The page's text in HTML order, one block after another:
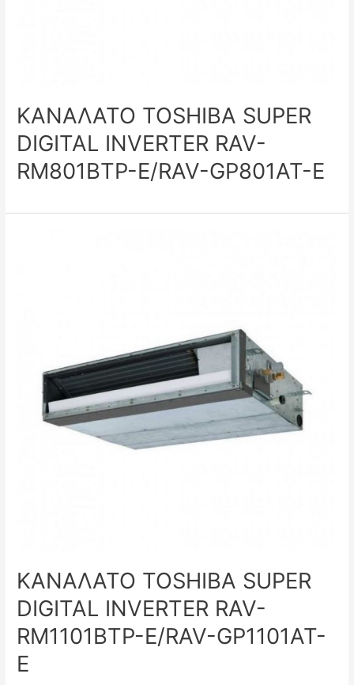
ΚΑΝΑΛΑΤΟ TOSHIBA SUPER
DIGITAL INVERTER RAV-
RM801BTP-E/RAV-GP801AT-E
ΚΑΝΑΛΑΤΟ TOSHIBA SUPER
DIGITAL INVERTER RAV-
RM1101BTP-E/RAV-GP1101AT-
E